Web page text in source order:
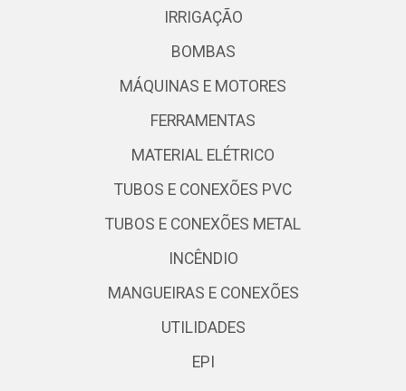
IRRIGAÇÃO
BOMBAS
MÁQUINAS E MOTORES
FERRAMENTAS
MATERIAL ELÉTRICO
TUBOS E CONEXÕES PVC
TUBOS E CONEXÕES METAL
INCÊNDIO
MANGUEIRAS E CONEXÕES
UTILIDADES
EPI